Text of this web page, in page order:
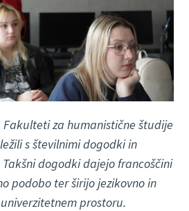
Fakulteti za humanistične študije
s številnimi dogodki in
dogodki dajejo francoščini
podobo ter širijo jezikovno in
prostoru.